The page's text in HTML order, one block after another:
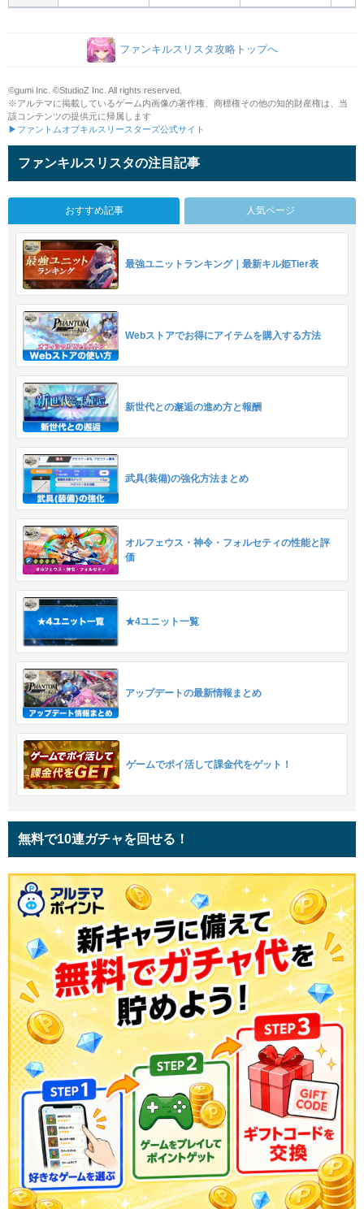
ファンキルスリスタ攻略トップへ
©gumi Inc. ©StudioZ Inc. All rights reserved.
※アルテマに掲載しているゲーム内画像の著作権、商標権その他の知的財産権は、当
該コンテンツの提供元に帰属します
▶ファントムオブキルスリースターズ公式サイト
ファンキルスリスタの注目記事
おすすめ記事 人気ページ
最強ユニットランキング｜最新キル姫Tier表
Webストアでお得にアイテムを購入する方法
新世代との邂逅の進め方と報酬
武具(装備)の強化方法まとめ
オルフェウス・神令・フォルセティの性能と評
価
★4ユニット一覧
アップデートの最新情報まとめ
ゲームでポイ活して課金代をゲット！
無料で10連ガチャを回せる！